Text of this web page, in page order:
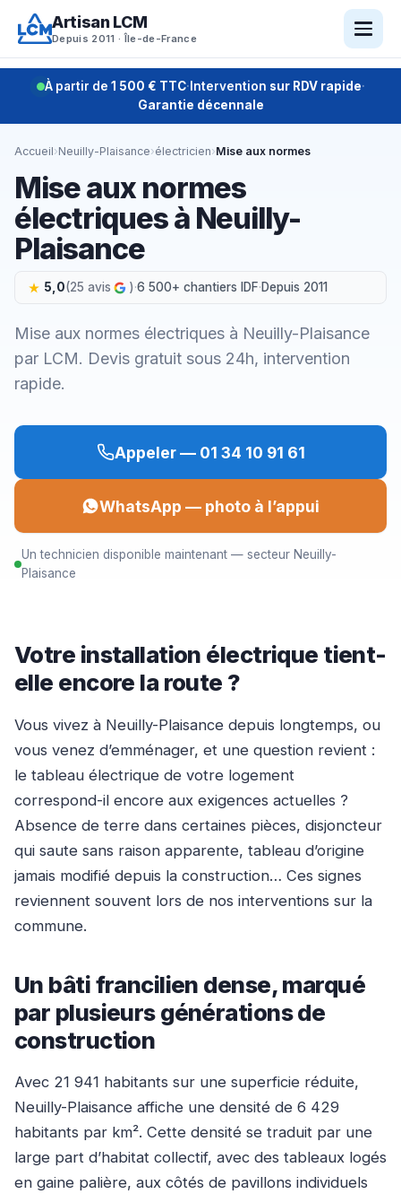
contenu
Artisan LCM
Depuis 2011 · Île-de-France
À partir de 1 500 € TTC· Intervention sur RDV rapide·
Garantie décennale
Accueil›Neuilly-Plaisance›électricien›Mise aux normes
Mise aux normes
électriques à Neuilly-
Plaisance
5,0(25 avis )·6 500+ chantiers IDF·Depuis 2011
Mise aux normes électriques à Neuilly-Plaisance
par LCM. Devis gratuit sous 24h, intervention
rapide.
Appeler — 01 34 10 91 61
WhatsApp — photo à l’appui
Un technicien disponible maintenant — secteur Neuilly-
Plaisance
Votre installation électrique tient-
elle encore la route ?
Vous vivez à Neuilly-Plaisance depuis longtemps, ou
vous venez d’emménager, et une question revient :
le tableau électrique de votre logement
correspond-il encore aux exigences actuelles ?
Absence de terre dans certaines pièces, disjoncteur
qui saute sans raison apparente, tableau d’origine
jamais modifié depuis la construction… Ces signes
reviennent souvent lors de nos interventions sur la
commune.
Un bâti francilien dense, marqué
par plusieurs générations de
construction
Avec 21 941 habitants sur une superficie réduite,
Neuilly-Plaisance affiche une densité de 6 429
habitants par km². Cette densité se traduit par une
large part d’habitat collectif, avec des tableaux logés
en gaine palière, aux côtés de pavillons individuels